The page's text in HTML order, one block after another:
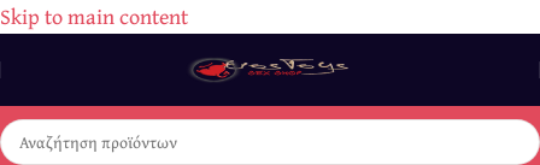
Skip to main content